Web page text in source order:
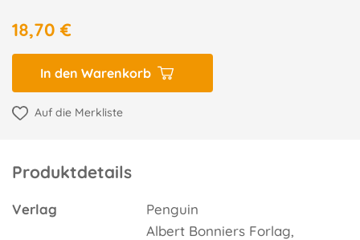
18,70 €
In den Warenkorb
Auf die Merkliste
Produktdetails
Verlag
Penguin
Albert Bonniers Forlag,